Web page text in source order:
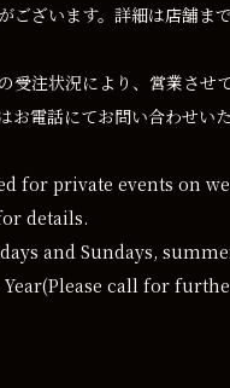
ございます。詳細は店舗ま
受注状況により、営業させ
お電話にてお問い合わせい
for private events on
details.
and Sundays,
Year(Please call for